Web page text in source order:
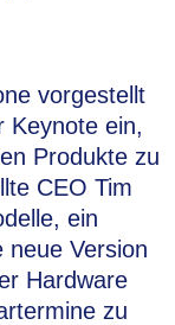
vorgestellt
Keynote ein,
Produkte zu
CEO Tim
ein
neue Version
Hardware
zu